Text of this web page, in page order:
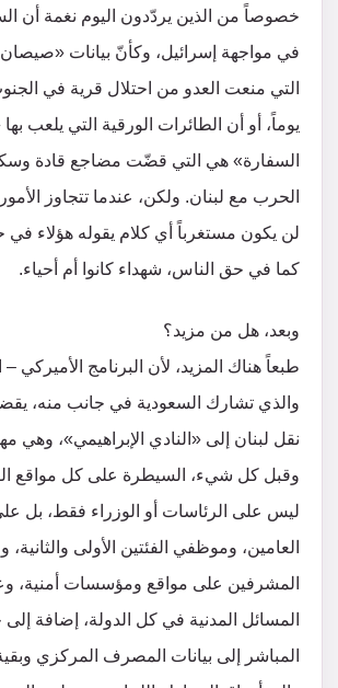
خصوصاً من الذين يردّدون اليوم نغمة أن
في مواجهة إسرائيل، وكأنّ بيانات
يوماً، أو أن الطائرات الورقية التي يلعب
السفارة» هي التي قضّت مضاجع قادة
الحرب مع لبنان. ولكن، عندما تتجاوز الأمور
لن يكون مستغرباً أي كلام يقوله هؤلاء في
كما في حق الناس، شهداء كانوا أم أحياء.
وبعد، هل من مزيد؟
طبعاً هناك المزيد، لأن البرنامج الأميركي –
والذي تشارك السعودية في جانب منه،
نقل لبنان إلى «النادي الإبراهيمي»، وهي
وقبل كل شيء، السيطرة على كل مواقع
ليس على الرئاسات أو الوزراء فقط، بل
العامين، وموظفي الفئتين الأولى
المشرفين على مواقع ومؤسسات أمنية،
المسائل المدنية في كل الدولة، إضافة
المباشر إلى بيانات المصرف المركزي